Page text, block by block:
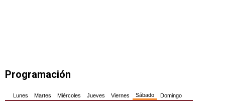
Programación
Lunes Martes Miércoles Jueves Viernes Sábado Domingo